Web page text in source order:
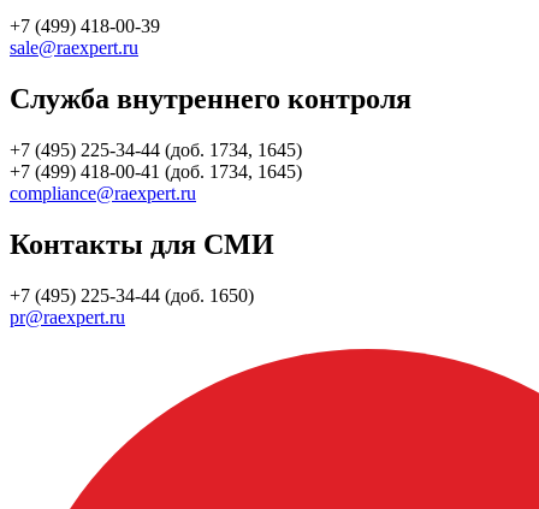
+7 (499) 418-00-39
sale@raexpert.ru
Служба внутреннего контроля
+7 (495) 225-34-44 (доб. 1734, 1645)
+7 (499) 418-00-41 (доб. 1734, 1645)
compliance@raexpert.ru
Контакты для СМИ
+7 (495) 225-34-44 (доб. 1650)
pr@raexpert.ru